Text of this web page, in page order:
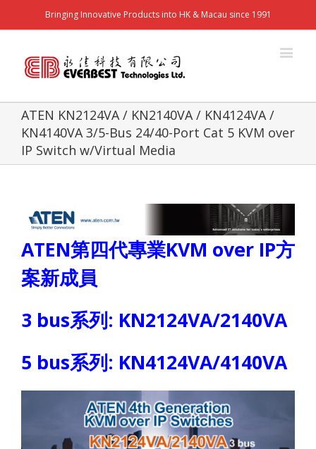
Bringing Innovative Products into HK & Macau since 1991
ATEN KN2124VA / KN2140VA / KN4124VA /
KN4140VA 3/5-Bus 24/40-Port Cat 5 KVM over
IP Switch w/Virtual Media
ATEN第四代專業KVM over IP方
案新成員
3 bus系列: KN2124VA/2140VA
5 bus系列: KN4124VA/4140VA